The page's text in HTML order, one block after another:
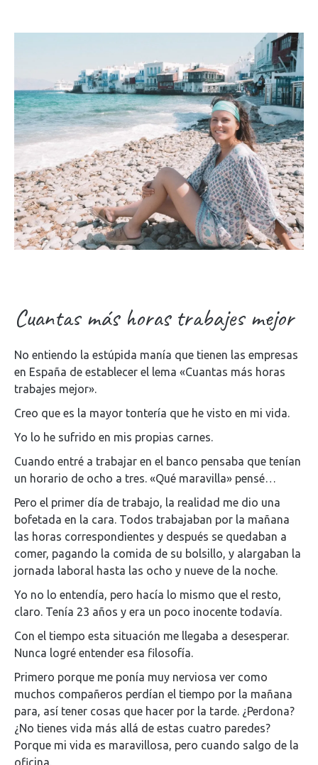
Cuantas más horas trabajes mejor
No entiendo la estúpida manía que tienen las empresas
en España de establecer el lema «Cuantas más horas
trabajes mejor».
Creo que es la mayor tontería que he visto en mi vida.
Yo lo he sufrido en mis propias carnes.
Cuando entré a trabajar en el banco pensaba que tenían
un horario de ocho a tres. «Qué maravilla» pensé…
Pero el primer día de trabajo, la realidad me dio una
bofetada en la cara. Todos trabajaban por la mañana
las horas correspondientes y después se quedaban a
comer, pagando la comida de su bolsillo, y alargaban la
jornada laboral hasta las ocho y nueve de la noche.
Yo no lo entendía, pero hacía lo mismo que el resto,
claro. Tenía 23 años y era un poco inocente todavía.
Con el tiempo esta situación me llegaba a desesperar.
Nunca logré entender esa filosofía.
Primero porque me ponía muy nerviosa ver como
muchos compañeros perdían el tiempo por la mañana
para, así tener cosas que hacer por la tarde. ¿Perdona?
¿No tienes vida más allá de estas cuatro paredes?
Porque mi vida es maravillosa, pero cuando salgo de la
oficina.